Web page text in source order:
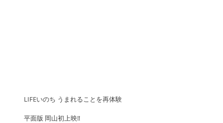
LIFEいのち うまれることを再体験
平面版 岡山初上映‼️